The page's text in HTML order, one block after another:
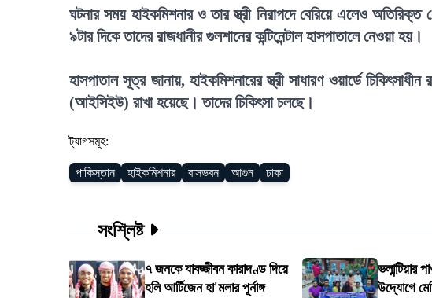
ঘটনার সময় হাইকমিশনার ও তার স্ত্রী নিরাপদে বেরিয়ে এলেও
৯টার দিকে তাদের রাজধানীর গুলশানের কন্টিনেন্টাল হাসপাতালে নেওয়া হয়।
হাসপাতাল সূত্র জানায়, হাইকমিশনারের স্ত্রী সাধারণ ওয়ার্ডে
(আইসিইউ) রাখা হয়েছে। তাদের চিকিৎসা চলছে।
ট্যাগসমূহ:
পাকিস্তান হাইকমিশনার বাসভবন আগুন ঢাকা
সংশ্লিষ্ট
৭ জনকে যাবজ্জীবন কারাদণ্ড দিয়ে
হলি আর্টিজেন হা'মলার পূর্নাঙ্গ
ভলান্টিয়ার
উদ্যোগে